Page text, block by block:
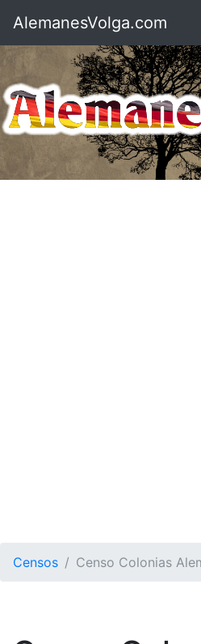
AlemanesVolga.com
Censos Censo Colonias